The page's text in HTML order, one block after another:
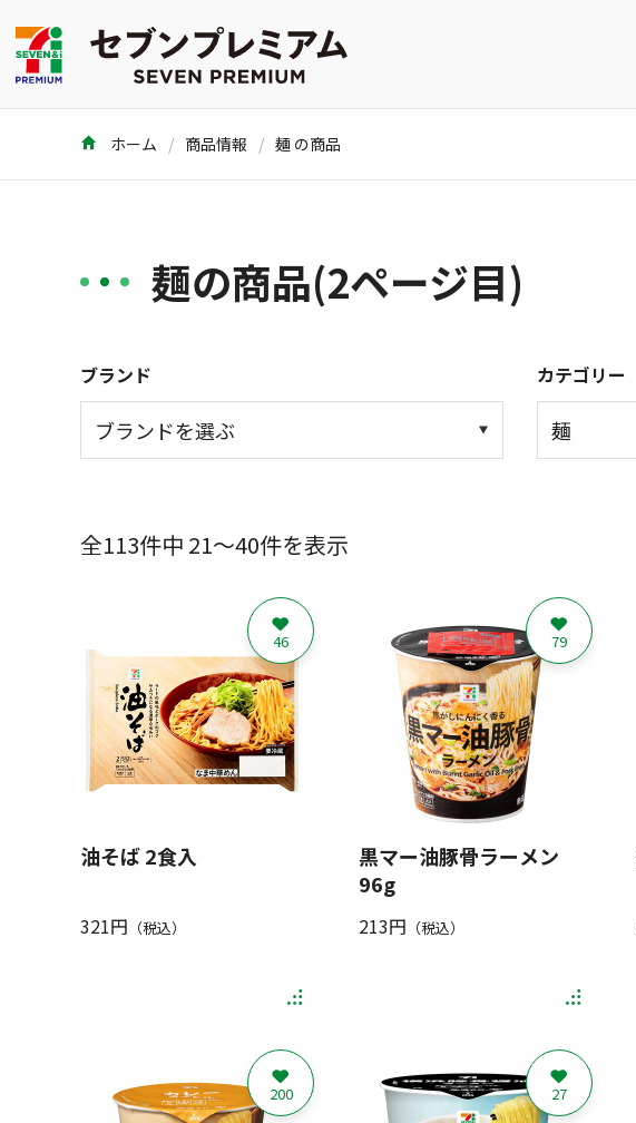
ホーム 商品情報 麺 の商品
麺の商品(2ページ目)
ブランド カテゴリー
全113件中 21～40件を表示
油そば 2食入
321円 （税込）
46
黒マー油豚骨ラーメン
96g
213円 （税込）
79
200 27